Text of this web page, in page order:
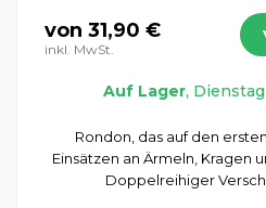
von 31,90 €
inkl. MwSt.
Auf Lager,
Rondon, das auf den
Einsätzen an Ärmeln, Kragen
Doppelreihiger